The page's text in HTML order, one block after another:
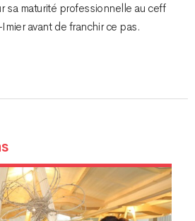
sa maturité professionnelle au ceff
avant de franchir ce pas.